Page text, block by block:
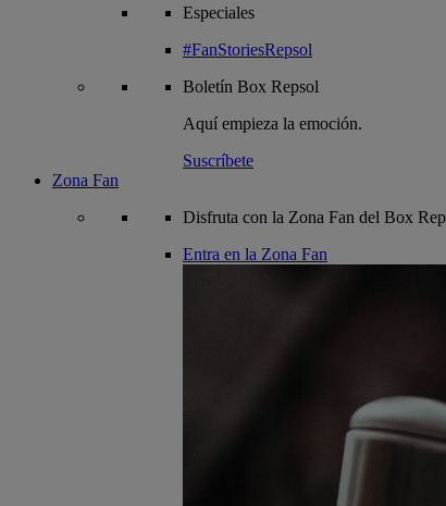
Especiales
#FanStoriesRepsol
Boletín Box Repsol
Aquí empieza la emoción.
Suscríbete
Zona Fan
Disfruta con la Zona Fan del Box
Entra en la Zona Fan